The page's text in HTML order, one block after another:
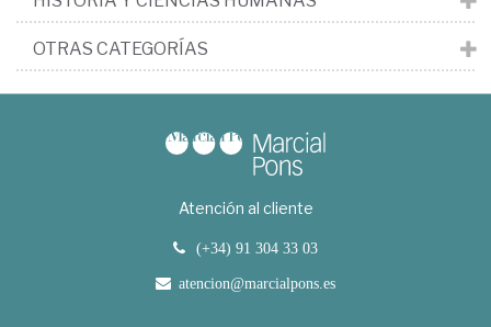
OTRAS CATEGORÍAS
Atención al cliente
(+34) 91 304 33 03
atencion@marcialpons.es